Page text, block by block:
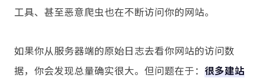
工具、甚至恶意爬虫也在不断访问你的网站。
如果你从服务器端的原始日志去看你网站的访问数
据，你会发现总量确实很大。但问题在于： 很多建站